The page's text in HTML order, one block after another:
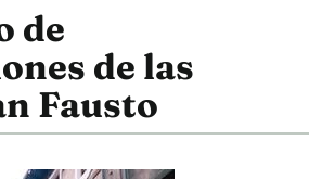
de
de las
Fausto